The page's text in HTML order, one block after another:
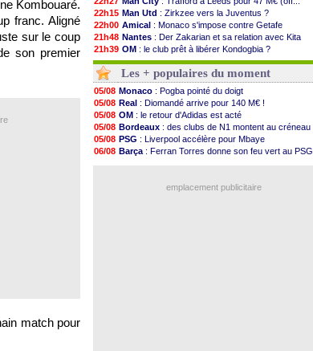
Kombouaré.
franc. Aligné
sur le coup
son premier
match pour
22h15 Man Utd : Zirkzee vers la Juventus ?
22h00 Amical : Monaco s'impose contre Getafe
21h48 Nantes : Der Zakarian et sa relation avec Kita
21h39 OM : le club prêt à libérer Kondogbia ?
21h26 Monaco: le message touchant d'Akliouche
21h05
FIFA: Tebas en remet une couche
20h47 FIFA: l'UEFA maintient la pression
20h30
PSG: Tebas encense Luis Enrique
20h18
Real : Vinicius jusqu'en 2032 (officiel)
20h04
Lyon : Mangala va rejoindre Getafe
19h47
OM: une offre refusée pour Aguerd
19h34
Real : c'est confirmé pour Vinicius
19h14
Troyes : Junior Diaz jusqu'en 2030 (officiel)
: contrat signé pour Akliouche
Les + populaires du moment
05/08 Monaco : Pogba pointé du doigt
05/08 Real : Diomandé arrive pour 140 M€ !
05/08 OM : le retour d'Adidas est acté
05/08 Bordeaux : des clubs de N1 montent au créneau
05/08 PSG : Liverpool accélère pour Mbaye
06/08 Barça : Ferran Torres donne son feu vert au PSG
emplacement publicitaire